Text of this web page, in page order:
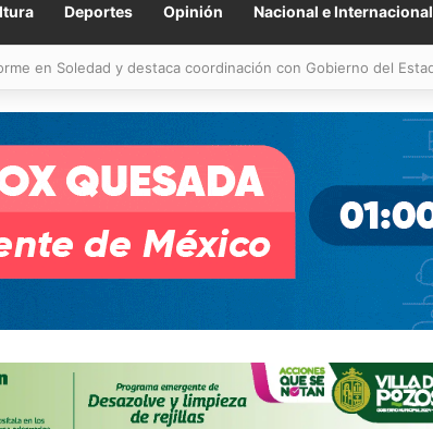
Deportes Opinión Nacional e Internacional
y defiende llegada tras renunciar al PRI